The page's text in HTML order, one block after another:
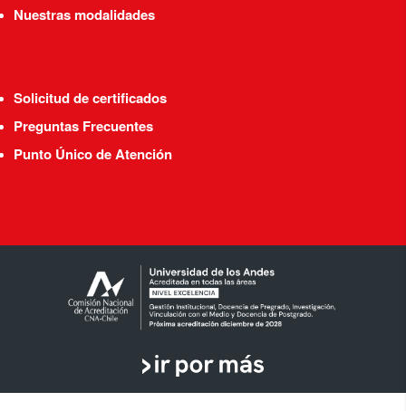
Nuestras modalidades
Solicitud de certificados
Preguntas Frecuentes
Punto Único de Atención